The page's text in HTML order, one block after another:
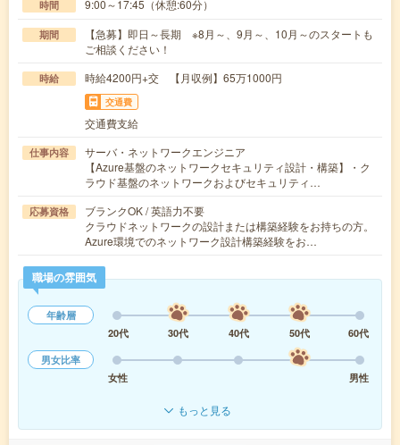
時間 9:00～17:45（休憩:60分）
期間
【急募】即日～長期 ※8月～、9月～、10月～のスタートも
ご相談ください！
時給 時給4200円+交 【月収例】65万1000円
交通費
交通費支給
仕事内容
サーバ・ネットワークエンジニア
【Azure基盤のネットワークセキュリティ設計・構築】・ク
ラウド基盤のネットワークおよびセキュリティ…
応募資格
ブランクOK / 英語力不要
クラウドネットワークの設計または構築経験をお持ちの方。
Azure環境でのネットワーク設計構築経験をお…
職場の雰囲気
年齢層
20代
30代 40代 50代
60代
男女比率
女性
男性
もっと見る